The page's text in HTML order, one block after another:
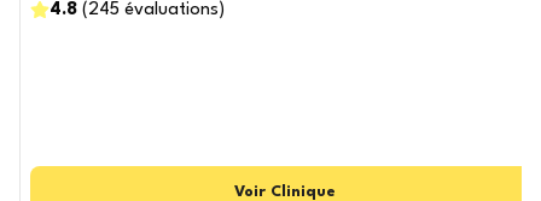
4.8 ( 245 évaluations )
Voir Clinique